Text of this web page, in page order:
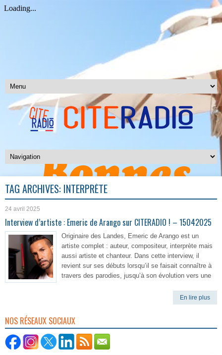
TAG ARCHIVES: INTERPRÈTE
24 avril 2025
Interview d’artiste : Emeric de Arango sur CITERADIO ! – 15042025
Originaire des Landes, Emeric de Arango est un
artiste complet : auteur, compositeur, interprète mais
aussi artiste et chanteur. Dans cette interview, il
revient sur ses débuts lorsqu’il se faisait connaître à
travers des parodies, jusqu’à son évolution vers une
En lire plus
NOS RÉSEAUX SOCIAUX